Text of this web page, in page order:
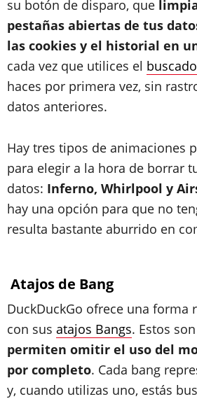
su botón de disparo, que
pestañas abiertas de tus
las cookies y el historial en
cada vez que utilices el
haces por primera vez, sin
datos anteriores.
Hay tres tipos de animaciones
para elegir a la hora de borrar
datos: Inferno, Whirlpool y
hay una opción para que no
resulta bastante aburrido en
Atajos de Bang
DuckDuckGo ofrece una forma
con sus atajos Bangs. Estos
permiten omitir el uso del
por completo. Cada bang
y, cuando utilizas uno, estás